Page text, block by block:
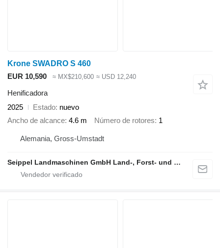
Krone SWADRO S 460
EUR 10,590
≈ MX$210,600 ≈ USD 12,240
Henificadora
2025
Estado nuevo
Ancho de alcance 4.6 m Número de rotores 1
Alemania, Gross-Umstadt
Seippel Landmaschinen GmbH Land-, Forst- und Gartentechnik